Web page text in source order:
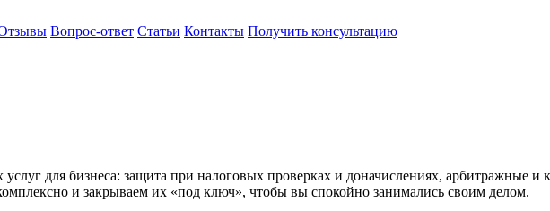
Вопрос-ответ Статьи Контакты Получить консультацию
для бизнеса: защита при налоговых проверках и доначислениях, арбитражные и
и закрываем их «под ключ», чтобы вы спокойно занимались своим делом.